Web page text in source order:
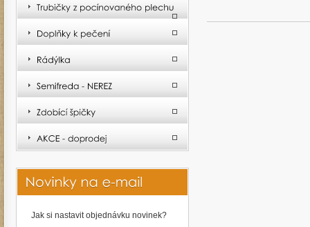
Jak si nastavit objednávku novinek?